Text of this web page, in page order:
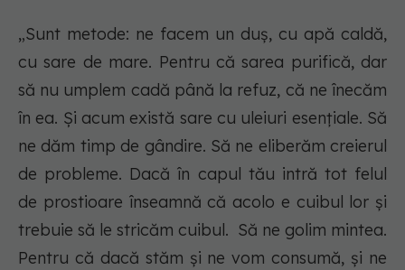
„Sunt metode: ne facem un duș, cu apă caldă,
cu sare de mare. Pentru că sarea purifică, dar
să nu umplem cadă până la refuz, că ne înecăm
în ea. Și acum există sare cu uleiuri esențiale. Să
ne dăm timp de gândire. Să ne eliberăm creierul
de probleme. Dacă în capul tău intră tot felul
de prostioare înseamnă că acolo e cuibul lor și
trebuie să le stricăm cuibul. Să ne golim mintea.
Pentru că dacă stăm și ne vom consumă, și ne